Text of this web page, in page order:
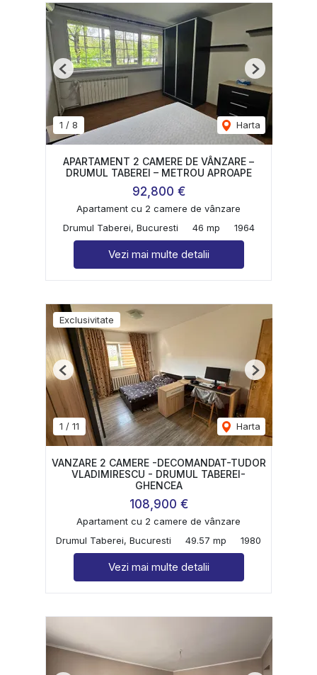
1 / 8 Harta
Previous Next
APARTAMENT 2 CAMERE DE VÂNZARE –
DRUMUL TABEREI – METROU APROAPE
92,800 €
Apartament cu 2 camere de vânzare
Drumul Taberei, Bucuresti
46 mp 1964
Vezi mai multe detalii
Exclusivitate
1 / 11 Harta
Previous Next
VANZARE 2 CAMERE -DECOMANDAT-TUDOR
VLADIMIRESCU - DRUMUL TABEREI-
GHENCEA
108,900 €
Apartament cu 2 camere de vânzare
Drumul Taberei, Bucuresti
49.57 mp 1980
Vezi mai multe detalii